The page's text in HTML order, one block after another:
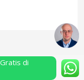
S.a.s.
di